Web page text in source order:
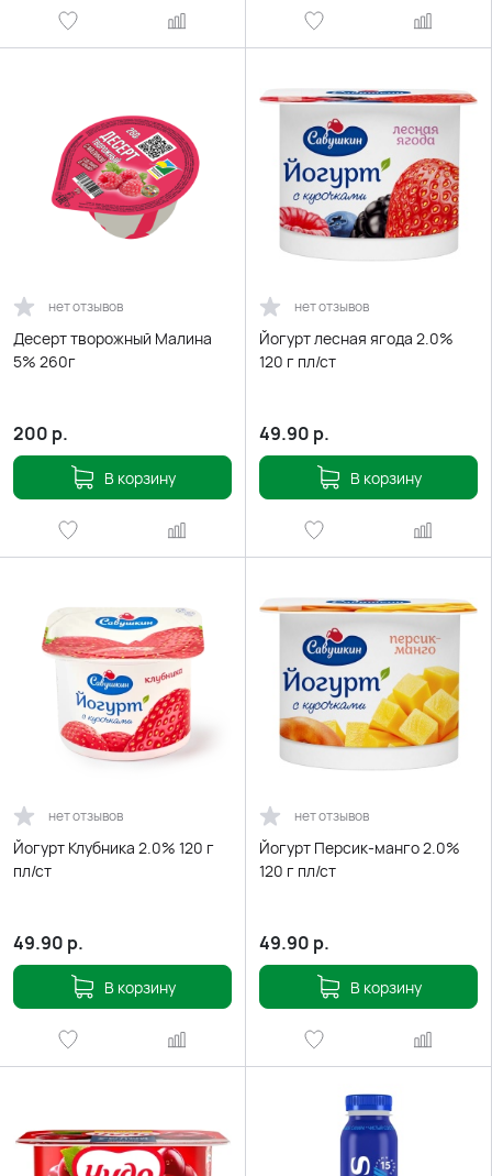
нет отзывов
Десерт творожный Малина
5% 260г
200 р.
В корзину
нет отзывов
Йогурт лесная ягода 2.0%
120 г пл/ст
49.90 р.
В корзину
нет отзывов
Йогурт Клубника 2.0% 120 г
пл/ст
49.90 р.
В корзину
нет отзывов
Йогурт Персик-манго 2.0%
120 г пл/ст
49.90 р.
В корзину